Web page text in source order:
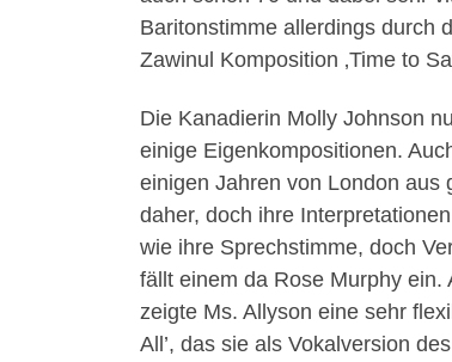
Baritonstimme allerdings durch
Zawinul Komposition ‚Time to
Die Kanadierin Molly Johnson
einige Eigenkompositionen.
einigen Jahren von London aus
daher, doch ihre
wie ihre Sprechstimme, doch
fällt einem da Rose Murphy
zeigte Ms. Allyson eine sehr
All’, das sie als Vokalversion